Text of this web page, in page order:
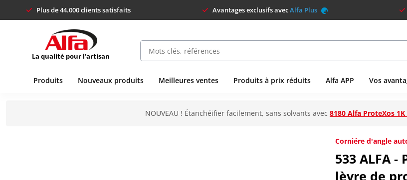
Plus de 44.000 clients satisfaits Avantages exclusifs avecAlfa Plus
La qualité pour l’artisan
Produits Nouveaux produits Meilleures ventes Produits à prix réduits Alfa APP Vos
NOUVEAU ! Étanchéifier facilement, sans solvants avec 8180 Alfa ProteXos
Corniére d'angle
533 ALFA -
lèvre de